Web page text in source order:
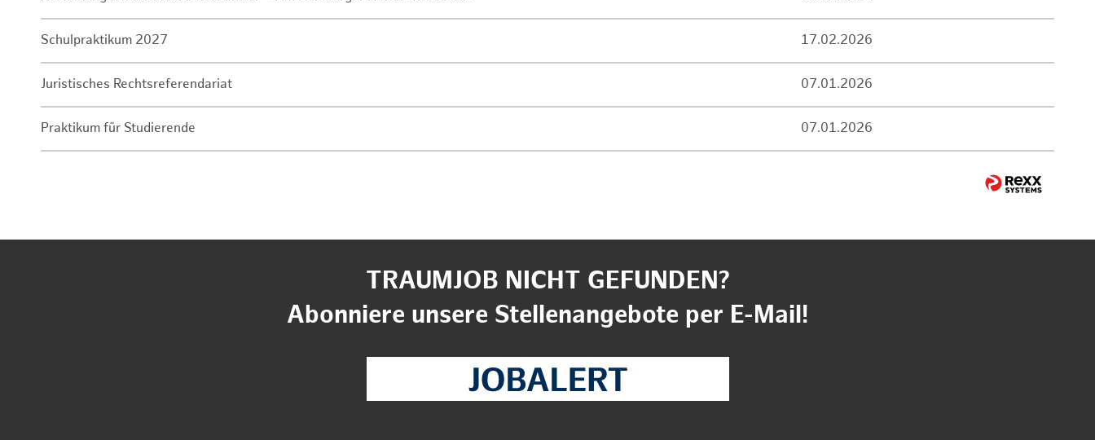
Schulpraktikum 2027 17.02.2026
Juristisches Rechtsreferendariat 07.01.2026
Praktikum für Studierende 07.01.2026
TRAUMJOB NICHT GEFUNDEN?
Abonniere unsere Stellenangebote per E-Mail!